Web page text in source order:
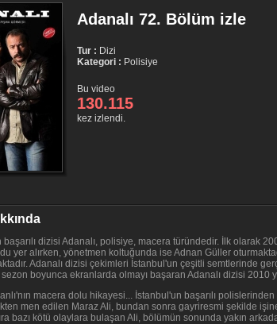
Adanalı 72. Bölüm izle
Tur : Dizi
Kategori : Polisiye
Bu video
130.115
kez izlendi.
başarılı dizisi Adanalı, polisiye, macera türündedir. İlk olarak
yer alırken, yönetmen koltuğunda ise Adnan Güller
Adanalı dizisi çekimleri İstanbul'un çeşitli semtlerinde
sezon boyunca ekranlarda olmayı başaran Adanalı dizisi 2010
macera dolu hikayesi... İstanbul'un başarılı
men edilen Maraz Ali, bundan sonra gayriresmi şekilde
bazı kötü olaylara bulaşan Ali, bölümün sonunda yakın